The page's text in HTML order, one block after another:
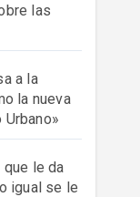
las
a la
la nueva
le da
igual se le